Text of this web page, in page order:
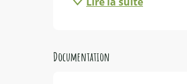
Documentation